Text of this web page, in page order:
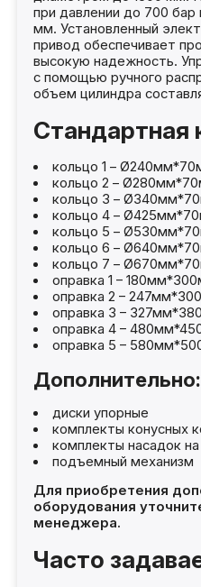
при давлении до 700
мм. Установленный
привод обеспечивает
высокую надежность.
с помощью ручного
объем цилиндра
Стандартная
кольцо 1 –
кольцо 2 –
кольцо 3 –
кольцо 4 –
кольцо 5 –
кольцо 6 –
кольцо 7 –
оправка 1 –
оправка 2 –
оправка 3 –
оправка 4 –
оправка 5 –
Дополнительно:
диски упорные
комплекты конусных
комплекты насадок
подъемный механизм
Для приобретения
оборудования
менеджера.
Часто